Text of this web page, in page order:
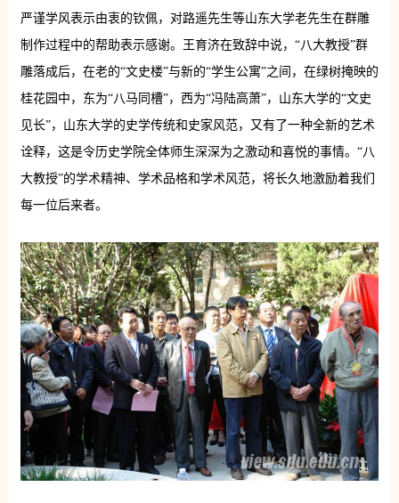
严谨学风表示由衷的钦佩，对路遥先生等山东大学老先生在群雕
制作过程中的帮助表示感谢。王育济在致辞中说，“八大教授”群
雕落成后，在老的“文史楼”与新的“学生公寓”之间，在绿树掩映的
桂花园中，东为“八马同槽”，西为“冯陆高萧”，山东大学的“文史
见长”，山东大学的史学传统和史家风范，又有了一种全新的艺术
诠释，这是令历史学院全体师生深深为之激动和喜悦的事情。“八
大教授”的学术精神、学术品格和学术风范，将长久地激励着我们
每一位后来者。